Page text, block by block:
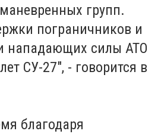
групп.
пограничников и
нападающих силы АТО
СУ-27", - говорится в
благодаря